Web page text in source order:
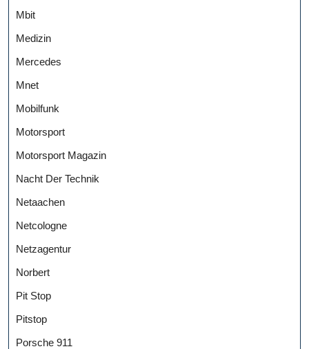
Mbit
Medizin
Mercedes
Mnet
Mobilfunk
Motorsport
Motorsport Magazin
Nacht Der Technik
Netaachen
Netcologne
Netzagentur
Norbert
Pit Stop
Pitstop
Porsche 911